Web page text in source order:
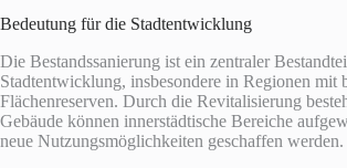
Bedeutung für die Stadtentwicklung
Die Bestandssanierung ist ein zentraler
Stadtentwicklung, insbesondere in Regionen mit
Flächenreserven. Durch die Revitalisierung
Gebäude können innerstädtische Bereiche
neue Nutzungsmöglichkeiten geschaffen werden.